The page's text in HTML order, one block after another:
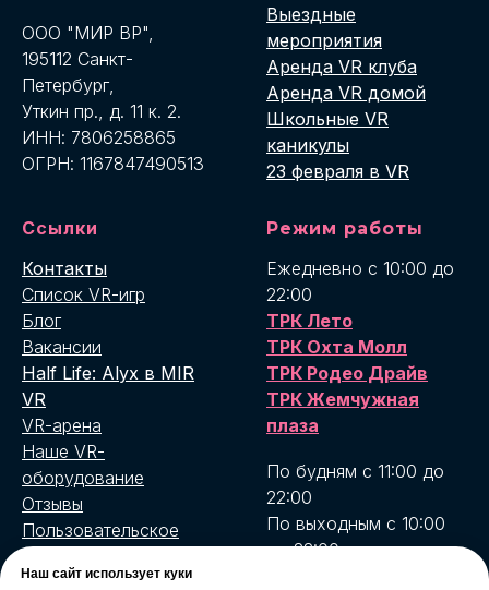
ООО "МИР ВР",
195112 Санкт-
Петербург,
Уткин пр., д. 11 к. 2.
ИНН: 7806258865
ОГРН: 1167847490513
Выездные
мероприятия
Аренда VR клуба
Аренда VR домой
Школьные VR
каникулы
23 февраля в VR
Ссылки
Контакты
Список VR-игр
Блог
Вакансии
Half Life: Alyx в MIR
VR
VR-арена
Наше VR-
оборудование
Отзывы
Пользовательское
соглашение
Условия возврата и
Режим работы
Ежедневно с 10:00 до
22:00
ТРК Лето
ТРК Охта Молл
ТРК Родео Драйв
ТРК Жемчужная
плаза
По будням с 11:00 до
22:00
По выходным с 10:00
до 22:00
Наш сайт использует куки